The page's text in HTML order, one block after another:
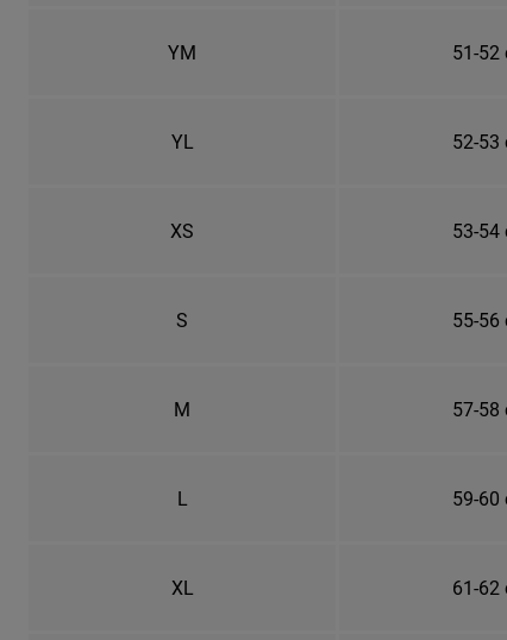
YM 51-52
YL 52-53
XS 53-54
S 55-56
M 57-58
L 59-60
XL 61-62